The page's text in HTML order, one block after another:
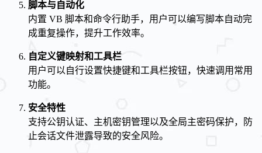
脚本与自动化
内置 VB 脚本和命令行助手，用户可以编写脚本自动完
成重复操作，提升工作效率。
自定义键映射和工具栏
用户可以自行设置快捷键和工具栏按钮，快速调用常用
功能。
安全特性
支持公钥认证、主机密钥管理以及全局主密码保护，防
止会话文件泄露导致的安全风险。